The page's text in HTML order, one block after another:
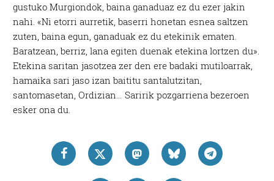
gustuko Murgiondok, baina ganaduaz ez du ezer jakin
nahi. «Ni etorri aurretik, baserri honetan esnea saltzen
zuten, baina egun, ganaduak ez du etekinik ematen.
Baratzean, berriz, lana egiten duenak etekina lortzen du».
Etekina saritan jasotzea zer den ere badaki mutiloarrak,
hamaika sari jaso izan baititu santalutzitan,
santomasetan, Ordizian… Saririk pozgarriena bezeroen
esker ona du.